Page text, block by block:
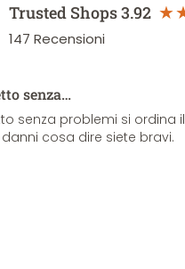
Trusted Shops3.92
147 Recensioni
senza…
senza problemi si ordina il
cosa dire siete bravi.